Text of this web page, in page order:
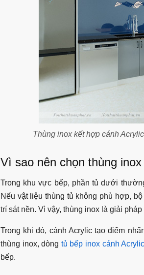
Thùng inox kết hợp cánh
Vì sao nên chọn thùng
Trong khu vực bếp, phần tủ dưới
Nếu vật liệu thùng tủ không phù hợp,
trí sát nền. Vì vậy, thùng inox là giải
Trong khi đó, cánh Acrylic tạo điểm
thùng inox, dòng tủ bếp inox cánh Acrylic
bếp.